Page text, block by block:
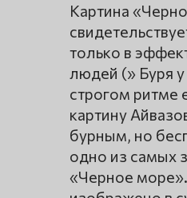
Картина
только в
людей (» Буря
строгом ритме
картину
бурным, но
одно из самых
«Черное